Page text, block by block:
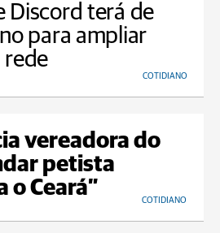
Discord terá de
para ampliar
rede
COTIDIANO
vereadora do
petista
o Ceará”
COTIDIANO